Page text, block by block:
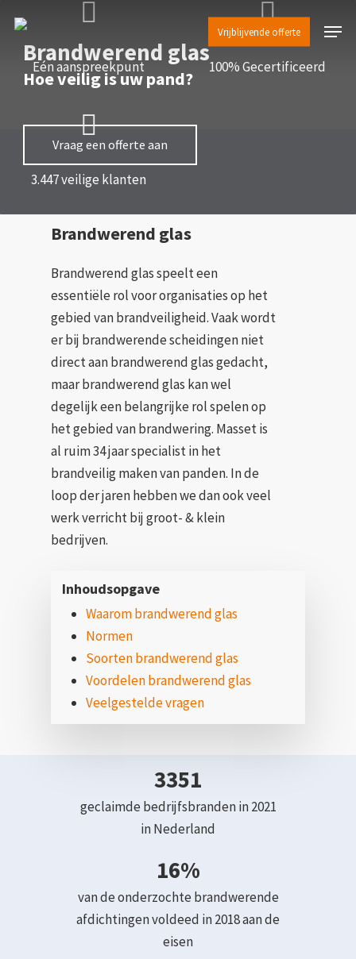
content
Vrijblijvende offerte Menu
Brandwerend glas
Hoe veilig is uw pand?
Vraag een offerte aan
Eén aanspreekpunt 100% Gecertificeerd
3.447 veilige klanten
Brandwerend glas
Brandwerend glas speelt een
essentiële rol voor organisaties op het
gebied van brandveiligheid. Vaak wordt
er bij brandwerende scheidingen niet
direct aan brandwerend glas gedacht,
maar brandwerend glas kan wel
degelijk een belangrijke rol spelen op
het gebied van brandwering. Masset is
al ruim 34 jaar specialist in het
brandveilig maken van panden. In de
loop der jaren hebben we dan ook veel
werk verricht bij groot- & klein
bedrijven.
Inhoudsopgave
Waarom brandwerend glas
Normen
Soorten brandwerend glas
Voordelen brandwerend glas
Veelgestelde vragen
3351
geclaimde bedrijfsbranden in 2021
in Nederland
16%
van de onderzochte brandwerende
afdichtingen voldeed in 2018 aan de
eisen